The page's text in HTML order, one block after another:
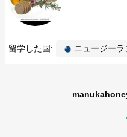
留学した国: ニュージーラ